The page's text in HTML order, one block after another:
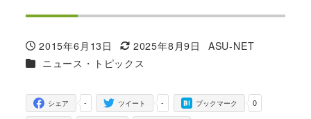
投稿日
2015年6月13日
更新日
2025年8月9日
著
ASU-NET
カテゴリー
ニュース・トピックス
-
シェア -
ツイート 0
ブックマーク